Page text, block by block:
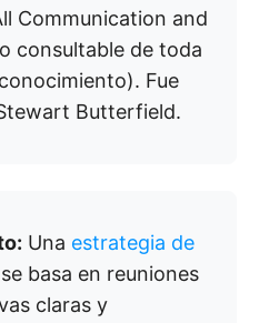
Communication and
consultable de toda
Fue
Butterfield.
Una estrategia de
basa en reuniones
claras y